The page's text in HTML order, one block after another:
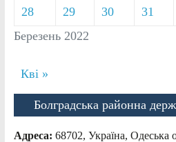
Березень 2022
28 29 30 31
Кві »
Болградська районна
Адреса: 68702, Україна, Одеська